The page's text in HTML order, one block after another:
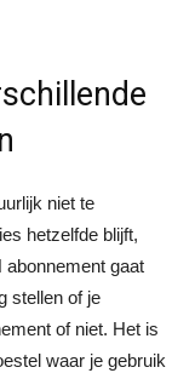
niet te
hetzelfde blijft,
abonnement gaat
stellen of je
of niet. Het is
waar je gebruik